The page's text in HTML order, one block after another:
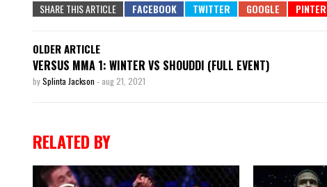
SHARE THIS ARTICLE
OLDER ARTICLE
VERSUS MMA 1: WINTER VS SHOUDDI (FULL EVENT)
bySplinta Jackson - aug 21, 2021
RELATED BY